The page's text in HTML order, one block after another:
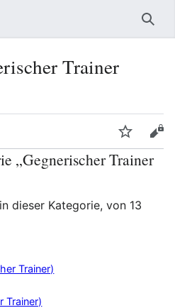
Trainer
„Gegnerischer Trainer
dieser Kategorie, von 13
Trainer)
Trainer)